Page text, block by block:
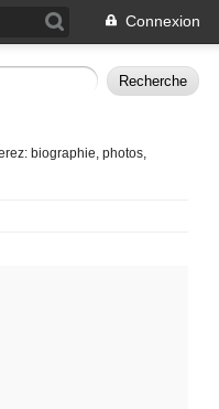
Connexion
biographie, photos,